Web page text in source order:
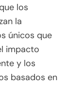
los
la
únicos que
impacto
y los
basados en